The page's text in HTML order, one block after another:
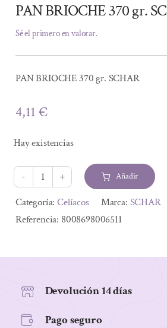
PAN BRIOCHE 370 gr.
Sé el primero en valorar.
PAN BRIOCHE 370 gr. SCHAR
4,11€
Hay existencias
PAN
BRIOCHE
370
Añadir
Alternative:
Categoría:Celíacos Marca: SCHAR
Referencia: 8008698006511
Devolución 14 días
Pago seguro